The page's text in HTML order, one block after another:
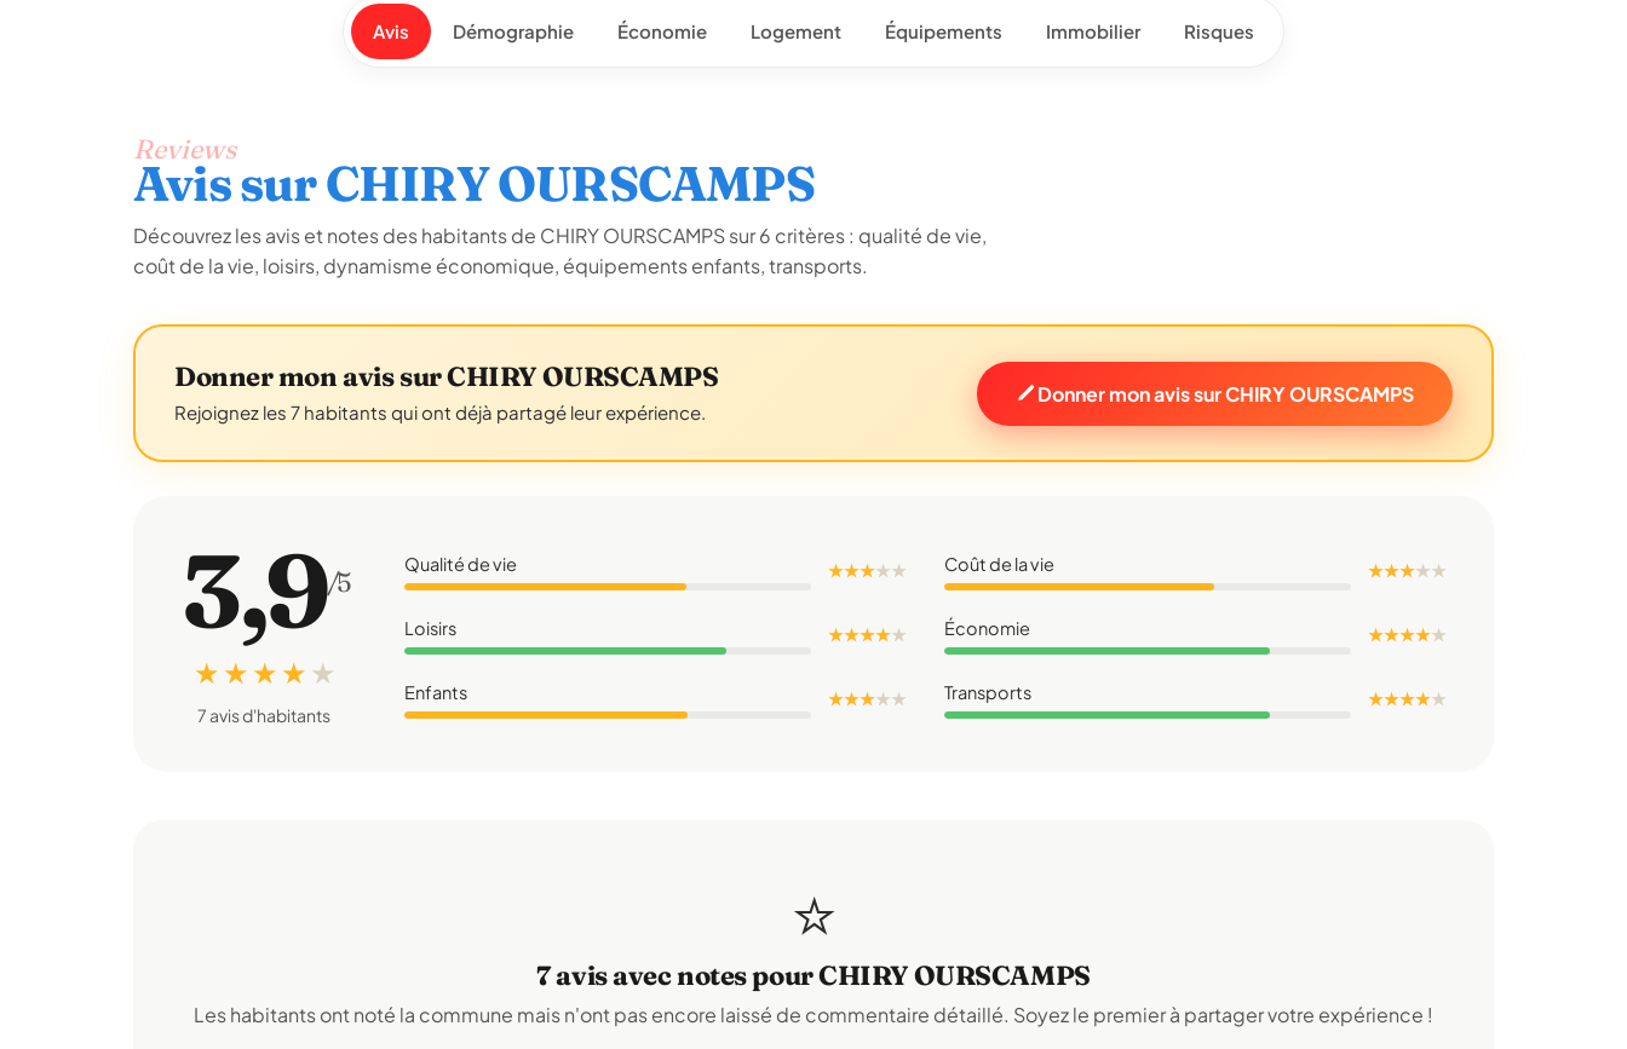
Avis Démographie Économie Logement Équipements Immobilier Risques
Reviews
Avis sur CHIRY OURSCAMPS
Découvrez les avis et notes des habitants de CHIRY OURSCAMPS sur 6 critères : qualité de vie,
coût de la vie, loisirs, dynamisme économique, équipements enfants, transports.
Donner mon avis sur CHIRY OURSCAMPS
Rejoignez les 7 habitants qui ont déjà partagé leur expérience.
Donner mon avis sur CHIRY OURSCAMPS
3,9/5
★ ★ ★ ★ ★
7 avis d'habitants
Qualité de vie ★ ★ ★★★ Coût de la vie ★ ★ ★★★
Loisirs ★ ★ ★ ★★ Économie ★ ★ ★ ★★
Enfants ★ ★ ★★★ Transports ★ ★ ★ ★★
⭐
7 avis avec notes pour CHIRY OURSCAMPS
Les habitants ont noté la commune mais n'ont pas encore laissé de commentaire détaillé. Soyez le premier à partager votre expérience !